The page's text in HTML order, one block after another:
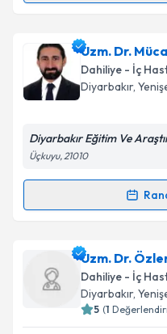
kapsamda
Takvim
Doç. Dr. Ramazan
oluşturun. Size bu
takvim
Kişisel
Metni'ni okudum
Uzm. Dr.
Dahiliye - İç
Diyarbakır,
Diyarbakır Eğitim Ve
Üçkuyu, 21010
Randevu
Uzm. Dr. Mücahit
oluşturun. Size bu
takvim
Uzm. Dr.
Dahiliye - İç
Diyarbakır,
5 (1